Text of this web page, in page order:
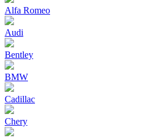
Alfa Romeo
Audi
Bentley
BMW
Cadillac
Chery